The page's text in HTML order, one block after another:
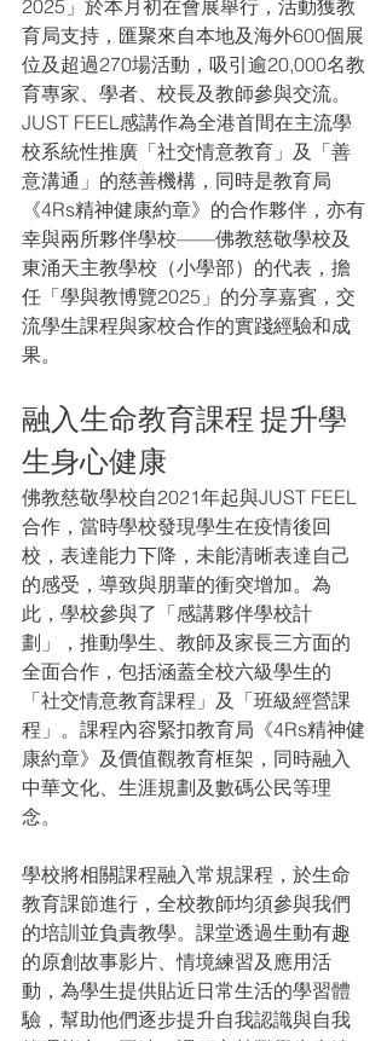
2025」於本月初在會展舉行，活動獲教
育局支持，匯聚來自本地及海外600個展
位及超過270場活動，吸引逾20,000名教
育專家、學者、校長及教師參與交流。
JUST FEEL感講作為全港首間在主流學
校系統性推廣「社交情意教育」及「善
意溝通」的慈善機構，同時是教育局
《4Rs精神健康約章》的合作夥伴，亦有
幸與兩所夥伴學校——佛教慈敬學校及
東涌天主教學校（小學部）的代表，擔
任「學與教博覽2025」的分享嘉賓，交
流學生課程與家校合作的實踐經驗和成
果。
融入生命教育課程 提升學
生身心健康
佛教慈敬學校自2021年起與JUST FEEL
合作，當時學校發現學生在疫情後回
校，表達能力下降，未能清晰表達自己
的感受，導致與朋輩的衝突增加。為
此，學校參與了「感講夥伴學校計
劃」，推動學生、教師及家長三方面的
全面合作，包括涵蓋全校六級學生的
「社交情意教育課程」及「班級經營課
程」。課程內容緊扣教育局《4Rs精神健
康約章》及價值觀教育框架，同時融入
中華文化、生涯規劃及數碼公民等理
念。
學校將相關課程融入常規課程，於生命
教育課節進行，全校教師均須參與我們
的培訓並負責教學。課堂透過生動有趣
的原創故事影片、情境練習及應用活
動，為學生提供貼近日常生活的學習體
驗，幫助他們逐步提升自我認識與自我